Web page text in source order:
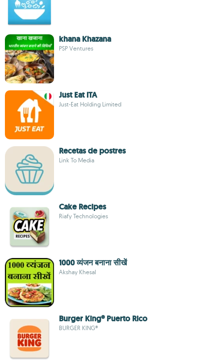
khana Khazana
PSP Ventures
Just Eat ITA
Just-Eat Holding Limited
Recetas de postres
Link To Media
Cake Recipes
Riafy Technologies
1000 व्यंजन बनाना सीखें
Akshay Khesal
Burger King® Puerto Rico
BURGER KING®